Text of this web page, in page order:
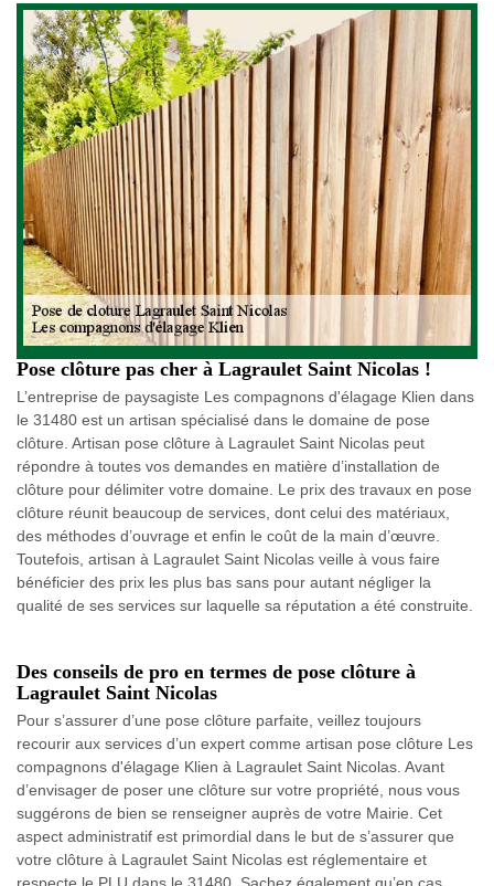
Pose clôture pas cher à Lagraulet Saint Nicolas !
L’entreprise de paysagiste Les compagnons d'élagage Klien dans
le 31480 est un artisan spécialisé dans le domaine de pose
clôture. Artisan pose clôture à Lagraulet Saint Nicolas peut
répondre à toutes vos demandes en matière d’installation de
clôture pour délimiter votre domaine. Le prix des travaux en pose
clôture réunit beaucoup de services, dont celui des matériaux,
des méthodes d’ouvrage et enfin le coût de la main d’œuvre.
Toutefois, artisan à Lagraulet Saint Nicolas veille à vous faire
bénéficier des prix les plus bas sans pour autant négliger la
qualité de ses services sur laquelle sa réputation a été construite.
Des conseils de pro en termes de pose clôture à
Lagraulet Saint Nicolas
Pour s’assurer d’une pose clôture parfaite, veillez toujours
recourir aux services d’un expert comme artisan pose clôture Les
compagnons d'élagage Klien à Lagraulet Saint Nicolas. Avant
d’envisager de poser une clôture sur votre propriété, nous vous
suggérons de bien se renseigner auprès de votre Mairie. Cet
aspect administratif est primordial dans le but de s’assurer que
votre clôture à Lagraulet Saint Nicolas est réglementaire et